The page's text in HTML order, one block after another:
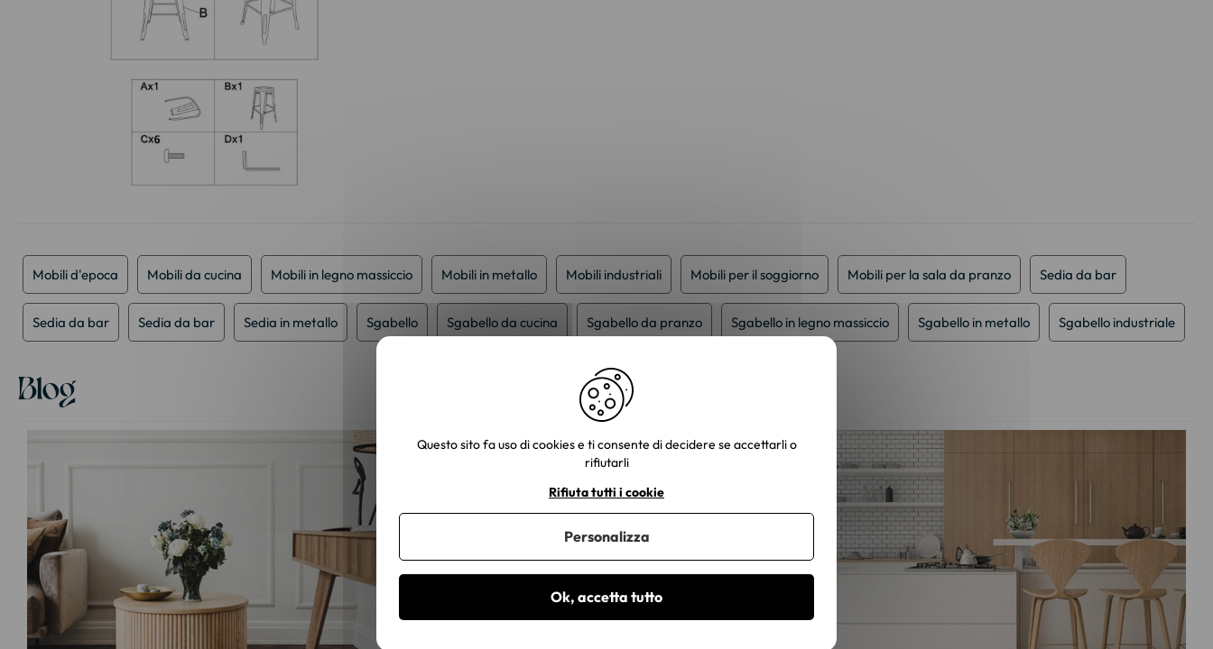
galleria
immagini
Mobili d'epoca Mobili da cucina Mobili in legno massiccio Mobili in metallo Mobili industriali Mobili per il soggiorno Mobili per la sala da pranzo Sedia da bar
Sedia da bar Sedia da bar Sedia in metallo Sgabello Sgabello da cucina Sgabello da pranzo Sgabello in legno massiccio Sgabello in metallo Sgabello industriale
Blog
Questo sito fa uso di cookies e ti consente di decidere se accettarli o
rifiutarli
Ok, accetta tutto
Rifiuta tutti i cookie
Personalizza